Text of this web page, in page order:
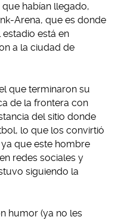
habían llegado,
Arena, que es donde
está en
a la ciudad de
que terminaron su
de la frontera con
del sitio donde
lo que los convirtió
que este hombre
redes sociales y
siguiendo la
humor (ya no les